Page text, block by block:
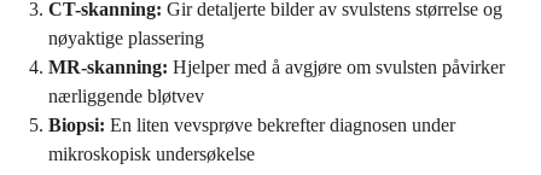
CT-skanning: Gir detaljerte bilder av svulstens størrelse og
nøyaktige plassering
MR-skanning: Hjelper med å avgjøre om svulsten påvirker
nærliggende bløtvev
Biopsi: En liten vevsprøve bekrefter diagnosen under
mikroskopisk undersøkelse